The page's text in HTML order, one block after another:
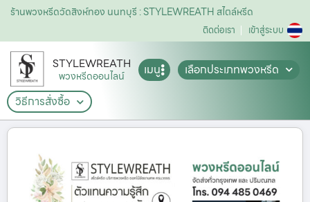
ร้านพวงหรีดวัดสิงห์ทอง นนทบุรี : STYLEWREATH สไตล์หรีด
ติดต่อเรา เข้าสู่ระบบ
STYLEWREATH
พวงหรีดออนไลน์ เมนู
เลือกประเภทพวงหรีด
วิธีการสั่งซื้อ